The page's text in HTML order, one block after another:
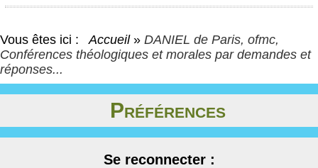
Vous êtes ici : Accueil » DANIEL de Paris, ofmc,
Conférences théologiques et morales par demandes et
réponses...
Préférences
Se reconnecter :